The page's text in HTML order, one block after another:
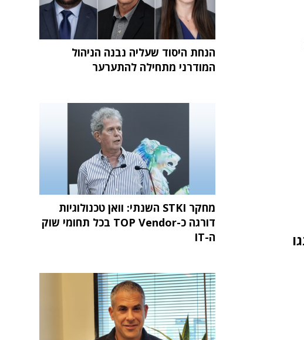
הנחת היסוד שעליה נבנה הניהול
המודרני מתחילה להתערער
מחקר STKI השנתי: וואן טכנולוגיות
דורגה כ-TOP Vendor בכל תחומי שוק
ה-IT